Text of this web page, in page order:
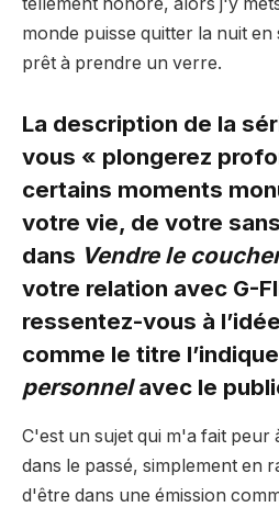
monde puisse quitter la nuit en
prêt à prendre un verre.
La description de la
vous « plongerez
certains moments
votre vie, de votre
dans Vendre le
votre relation avec G-
ressentez-vous à
comme le titre
personnelavec le
C'est un sujet qui m'a fait peur
dans le passé, simplement en
d'être dans une émission